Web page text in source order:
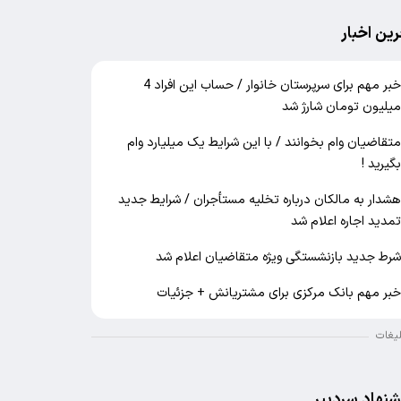
اخبار
خبر مهم برای سرپرستان خانوار / حساب این افراد 4
میلیون تومان شارژ شد
متقاضیان وام بخوانند / با این شرایط یک میلیارد وام
بگیرید !
هشدار به مالکان درباره تخلیه مستأجران / شرایط جدید
تمدید اجاره اعلام شد
شرط جدید بازنشستگی ویژه متقاضیان اعلام شد
خبر مهم بانک مرکزی برای مشتریانش + جزئیات